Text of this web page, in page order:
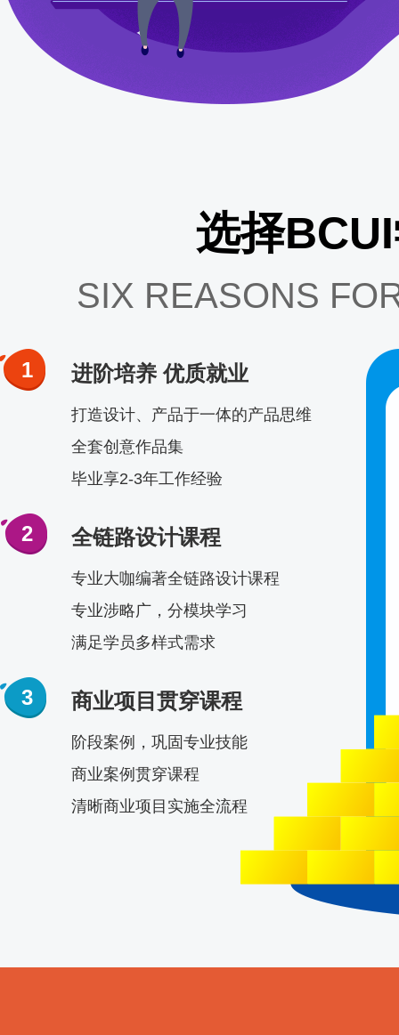
选择
SIX REASONS
1 进阶培养 优质就业
打造设计、产品于一体的产品思维
全套创意作品集
毕业享2-3年工作经验
2 全链路设计课程
专业大咖编著全链路设计课程
专业涉略广，分模块学习
满足学员多样式需求
3 商业项目贯穿课程
阶段案例，巩固专业技能
商业案例贯穿课程
清晰商业项目实施全流程